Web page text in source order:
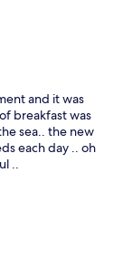
and it was
breakfast was
sea.. the new
each day .. oh
..